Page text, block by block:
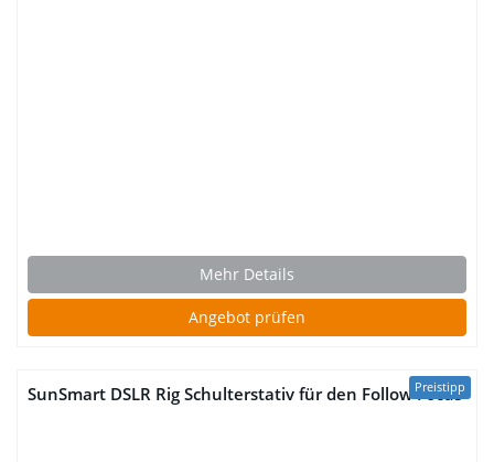
Mehr Details
Angebot prüfen
Preistipp
SunSmart DSLR Rig Schulterstativ für den Follow Focus